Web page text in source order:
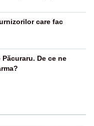
care fac
De ce ne